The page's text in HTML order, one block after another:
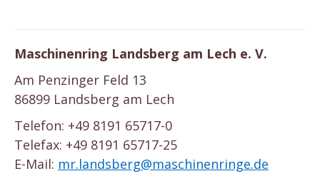
Maschinenring Landsberg am Lech e. V.
Am Penzinger Feld 13
86899 Landsberg am Lech
Telefon: +49 8191 65717-0
Telefax: +49 8191 65717-25
E-Mail: mr.landsberg@maschinenringe.de